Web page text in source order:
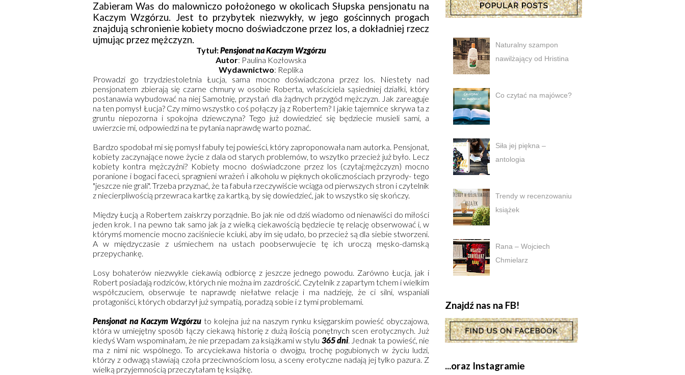
Zabieram Was do malowniczo położonego w okolicach Słupska pensjonatu na
Kaczym Wzgórzu. Jest to przybytek niezwykły, w jego gościnnych progach
znajdują schronienie kobiety mocno doświadczone przez los, a dokładniej rzecz
ujmując przez mężczyzn.
Tytuł:Pensjonat na Kaczym Wzgórzu
Autor: Paulina Kozłowska
Wydawnictwo: Replika
Prowadzi go trzydziestoletnia Łucja, sama mocno doświadczona przez los. Niestety nad
pensjonatem zbierają się czarne chmury w osobie Roberta, właściciela sąsiedniej działki, który
postanawia wybudować na niej Samotnię, przystań dla żądnych przygód mężczyzn. Jak zareaguje
na ten pomysł Łucja? Czy mimo wszystko coś połączy ją z Robertem? I jakie tajemnice skrywa ta z
gruntu niepozorna i spokojna dziewczyna? Tego już dowiedzieć się będziecie musieli sami, a
uwierzcie mi, odpowiedzi na te pytania naprawdę warto poznać.
Bardzo spodobał mi się pomysł fabuły tej powieści, który zaproponowała nam autorka. Pensjonat,
kobiety zaczynające nowe życie z dala od starych problemów, to wszytko przecież już było. Lecz
kobiety kontra mężczyźni? Kobiety mocno doświadczone przez los (czytaj:mężczyzn) mocno
poranione i bogaci faceci, spragnieni wrażeń i alkoholu w pięknych okolicznościach przyrody- tego
"jeszcze nie grali". Trzeba przyznać, że ta fabuła rzeczywiście wciąga od pierwszych stron i czytelnik
z niecierpliwością przewraca kartkę za kartką, by się dowiedzieć, jak to wszystko się skończy.
Między Łucją a Robertem zaiskrzy porządnie. Bo jak nie od dziś wiadomo od nienawiści do miłości
jeden krok. I na pewno tak samo jak ja z wielką ciekawością będziecie tę relację obserwować i, w
którymś momencie mocno zaciśniecie kciuki, aby im się udało, bo przecież są dla siebie stworzeni.
A w międzyczasie z uśmiechem na ustach poobserwujecie tę ich uroczą męsko-damską
przepychankę.
Losy bohaterów niezwykle ciekawią odbiorcę z jeszcze jednego powodu. Zarówno Łucja, jak i
Robert posiadają rodziców, których nie można im zazdrościć. Czytelnik z zapartym tchem i wielkim
współczuciem, obserwuje te naprawdę niełatwe relacje i ma nadzieję, że ci silni, wspaniali
protagoniści, których obdarzył już sympatią, poradzą sobie i z tymi problemami.
Pensjonat na Kaczym Wzgórzu to kolejna już na naszym rynku księgarskim powieść obyczajowa,
która w umiejętny sposób łączy ciekawą historię z dużą ilością ponętnych scen erotycznych. Już
kiedyś Wam wspominałam, że nie przepadam za książkami w stylu 365 dni. Jednak ta powieść, nie
ma z nimi nic wspólnego. To arcyciekawa historia o dwojgu, trochę pogubionych w życiu ludzi,
którzy z odwagą stawiają czoła przeciwnościom losu, a sceny erotyczne nadają jej tylko pazura. Z
wielką przyjemnością przeczytałam tę książkę.
Naturalny szampon
nawilżający od Hristina
Co czytać na majówce?
Siła jej piękna –
antologia
Trendy w recenzowaniu
książek
Rana – Wojciech
Chmielarz
Znajdź nas na FB!
...oraz Instagramie